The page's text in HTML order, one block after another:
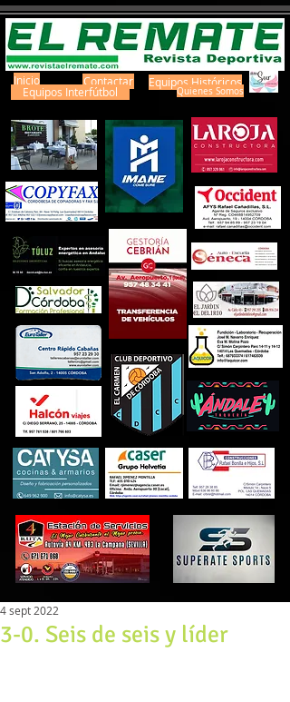
Inicio Contactar
Equipos Interfútbol
Equipos Históricos
Quienes Somos
3-0. Seis de seis y líder
4 sept 2022